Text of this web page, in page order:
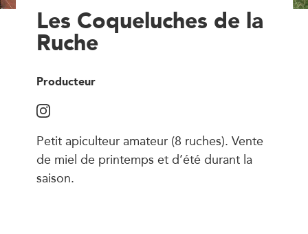
Les Coqueluches de la
Ruche
Producteur
Petit apiculteur amateur (8 ruches). Vente
de miel de printemps et d’été durant la
saison.